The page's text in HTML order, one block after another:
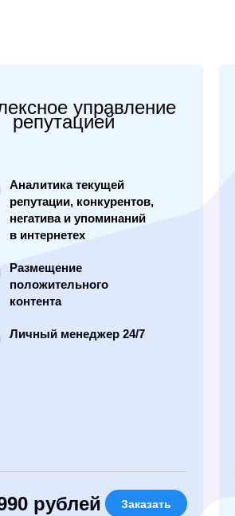
управление
репутацией
Аналитика текущей
репутации, конкурентов,
негатива и упоминаний
в интернетех
Размещение
положительного
контента
Личный менеджер 24/7
рублей Заказать